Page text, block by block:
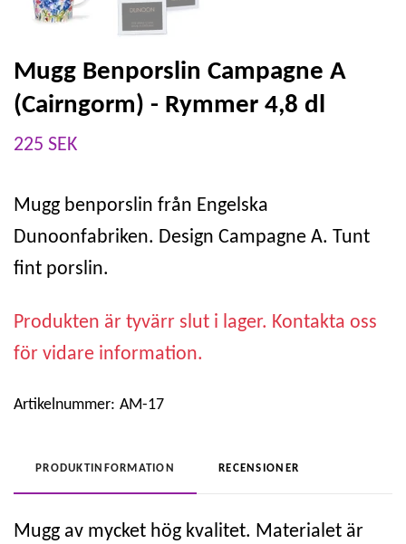
Mugg Benporslin Campagne A
(Cairngorm) - Rymmer 4,8 dl
225 SEK
Mugg benporslin från Engelska
Dunoonfabriken. Design Campagne A. Tunt
fint porslin.
Produkten är tyvärr slut i lager. Kontakta oss
för vidare information.
Artikelnummer: AM-17
PRODUKTINFORMATION RECENSIONER
Mugg av mycket hög kvalitet. Materialet är